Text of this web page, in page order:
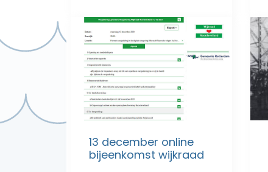
13 december online
bijeenkomst wijkraad